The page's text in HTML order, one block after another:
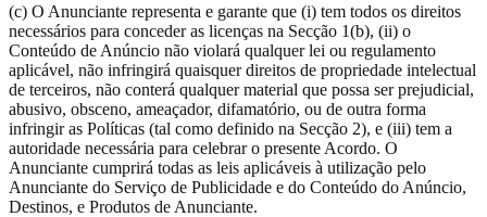
(c) O Anunciante representa e garante que (i) tem todos os direitos
necessários para conceder as licenças na Secção 1(b), (ii) o
Conteúdo de Anúncio não violará qualquer lei ou regulamento
aplicável, não infringirá quaisquer direitos de propriedade intelectual
de terceiros, não conterá qualquer material que possa ser prejudicial,
abusivo, obsceno, ameaçador, difamatório, ou de outra forma
infringir as Políticas (tal como definido na Secção 2), e (iii) tem a
autoridade necessária para celebrar o presente Acordo. O
Anunciante cumprirá todas as leis aplicáveis à utilização pelo
Anunciante do Serviço de Publicidade e do Conteúdo do Anúncio,
Destinos, e Produtos de Anunciante.